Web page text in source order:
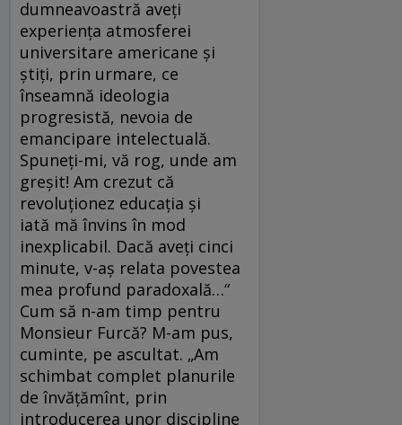
dumneavoastră aveți
experiența atmosferei
universitare americane și
știți, prin urmare, ce
înseamnă ideologia
progresistă, nevoia de
emancipare intelectuală.
Spuneți-mi, vă rog, unde am
greșit! Am crezut că
revoluționez educația și
iată mă învins în mod
inexplicabil. Dacă aveți cinci
minute, v-aș relata povestea
mea profund paradoxală…“
Cum să n-am timp pentru
Mon­sieur Furcă? M-am pus,
cuminte, pe ascultat. „Am
schimbat complet planurile
de învățămînt, prin
introducerea unor discipline